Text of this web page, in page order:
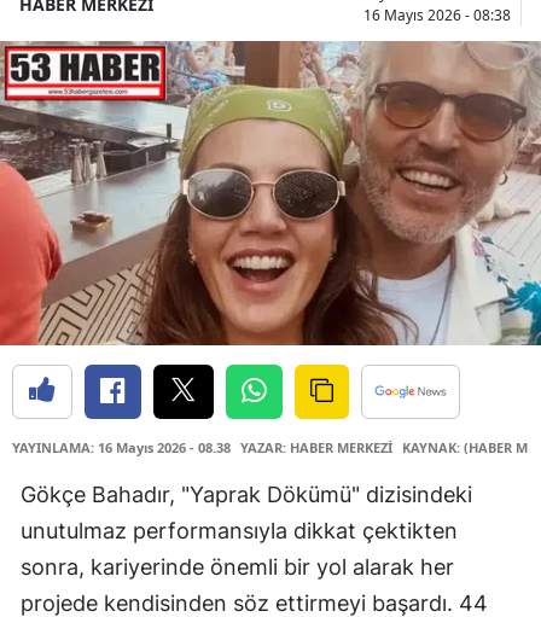
16 Mayıs 2026 - 08:38
YAYINLAMA: 16 Mayıs 2026 - 08.38 YAZAR: HABER MERKEZİ KAYNAK: (HABER
Gökçe Bahadır, "Yaprak Dökümü" dizisindeki
unutulmaz performansıyla dikkat çektikten
sonra, kariyerinde önemli bir yol alarak her
projede kendisinden söz ettirmeyi başardı. 44